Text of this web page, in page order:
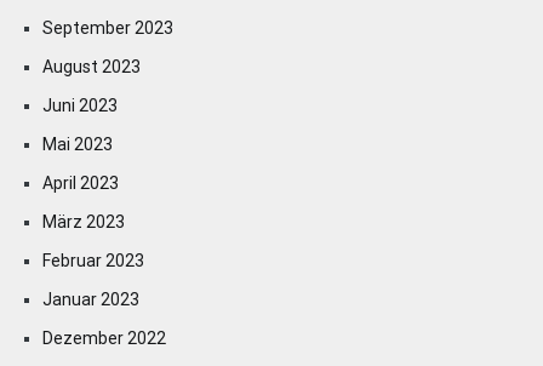
September 2023
August 2023
Juni 2023
Mai 2023
April 2023
März 2023
Februar 2023
Januar 2023
Dezember 2022